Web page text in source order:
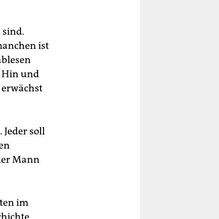
sind.
ist
Hin und
soll
Mann
im